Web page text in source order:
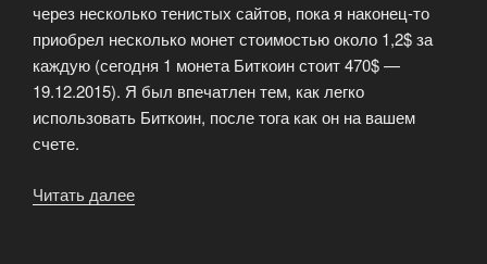
через несколько тенистых сайтов, пока я наконец-то
приобрел несколько монет стоимостью около 1,2$ за
каждую (сегодня 1 монета Биткоин стоит 470$ —
19.12.2015). Я был впечатлен тем, как легко
использовать Биткоин, после тога как он на вашем
счете.
Читать далее